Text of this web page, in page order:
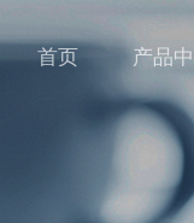
首页 产品